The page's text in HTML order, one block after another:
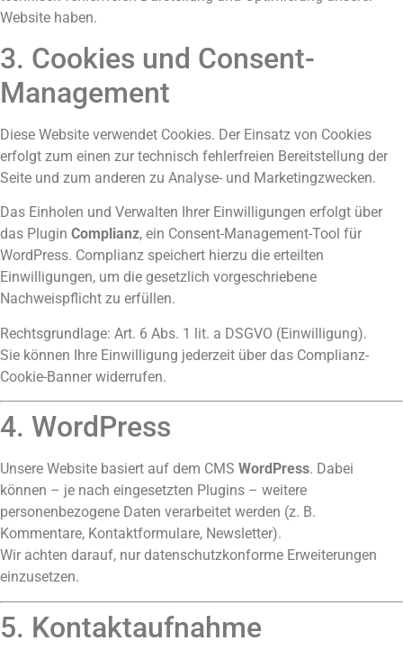
Website haben.
3. Cookies und Consent-
Management
Diese Website verwendet Cookies. Der Einsatz von Cookies
erfolgt zum einen zur technisch fehlerfreien Bereitstellung der
Seite und zum anderen zu Analyse- und Marketingzwecken.
Das Einholen und Verwalten Ihrer Einwilligungen erfolgt über
das Plugin Complianz, ein Consent-Management-Tool für
WordPress. Complianz speichert hierzu die erteilten
Einwilligungen, um die gesetzlich vorgeschriebene
Nachweispflicht zu erfüllen.
Rechtsgrundlage: Art. 6 Abs. 1 lit. a DSGVO (Einwilligung).
Sie können Ihre Einwilligung jederzeit über das Complianz-
Cookie-Banner widerrufen.
4. WordPress
Unsere Website basiert auf dem CMS WordPress. Dabei
können – je nach eingesetzten Plugins – weitere
personenbezogene Daten verarbeitet werden (z. B.
Kommentare, Kontaktformulare, Newsletter).
Wir achten darauf, nur datenschutzkonforme Erweiterungen
einzusetzen.
5. Kontaktaufnahme